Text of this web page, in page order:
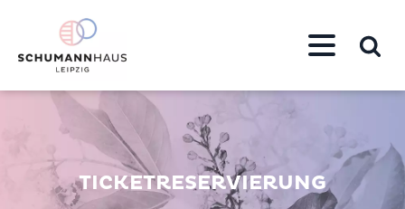
TICKETRESERVIERUNG